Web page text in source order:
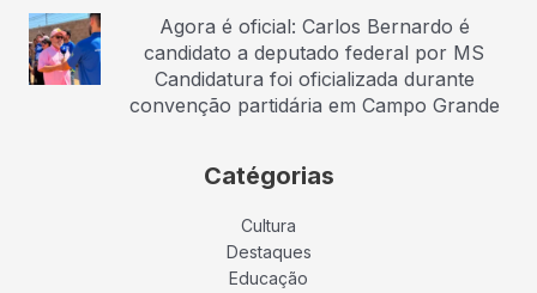
Agora é oficial: Carlos Bernardo é
candidato a deputado federal por MS
Candidatura foi oficializada durante
convenção partidária em Campo Grande
Catégorias
Cultura
Destaques
Educação